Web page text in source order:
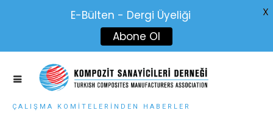
ÇALIŞMA KOMITELERINDEN HABERLER
E-Bülten - Dergi Üyeliği
Abone Ol
X